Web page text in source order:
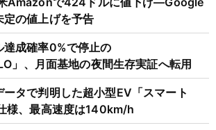
定の値上げを予告
達成確率0%で停止の
」、月面基地の夜間生存実証へ転用
ータで判明した超小型EV「スマート
様、最高速度は140km/h